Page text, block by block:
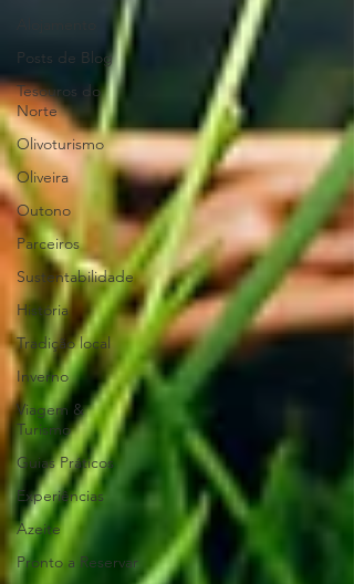
Posts de Blog
Tesouros do
Norte
Olivoturismo
Oliveira
Outono
Parceiros
Sustentabilidade
História
Tradição local
Inverno
Viagem &
Turismo
Guias Práticos
Experiências
Azeite
Pronto a Reservar